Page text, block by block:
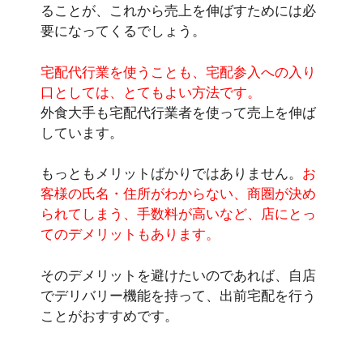
ることが、これから売上を伸ばすためには必
要になってくるでしょう。
宅配代行業を使うことも、宅配参入への入り
口としては、とてもよい方法です。
外食大手も宅配代行業者を使って売上を伸ば
しています。
もっともメリットばかりではありません。 お
客様の氏名・住所がわからない、商圏が決め
られてしまう、手数料が高いなど、店にとっ
てのデメリットもあります。
そのデメリットを避けたいのであれば、自店
でデリバリー機能を持って、出前宅配を行う
ことがおすすめです。